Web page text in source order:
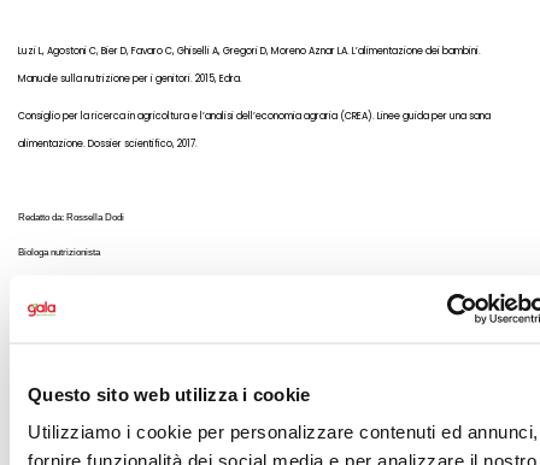
Questo sito web utilizza i cookie
Utilizziamo i cookie per personalizzare contenuti ed
fornire funzionalità dei social media e per analizzare il nostro
Luzi L, Agostoni C, Bier D, Favaro C, Ghiselli A, Gregori D, Moreno Aznar LA. L’alimentazione dei bambini.
Manuale sulla nutrizione per i genitori. 2015, Edra.
Consiglio per la ricerca in agricoltura e l’analisi dell’economia agraria (CREA). Linee guida per una sana
alimentazione. Dossier scientifico, 2017.
Redatto da: Rossella Dodi
Biologa nutrizionista
CONDIVIDI